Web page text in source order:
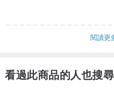
材質 中厚棉帆布／12盎司
閱讀更
看過此商品的人也搜